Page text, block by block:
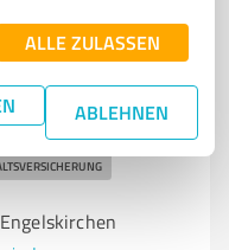
ALLE ZULASSEN
ABLEHNEN
und Engelskirchen